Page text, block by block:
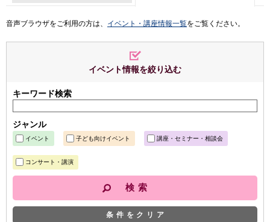
音声ブラウザをご利用の方は、 イベント・講座情報一覧をご覧ください。
イベント情報を絞り込む
キーワード検索
ジャンル
イベント 子ども向けイベント 講座・セミナー・相談会
コンサート・講演
条件をクリア